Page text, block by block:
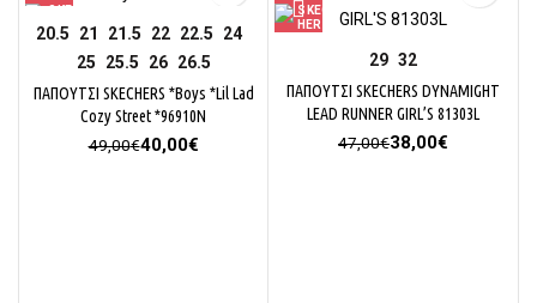
20.5 21 21.5 22 22.5
24
25
25.5 26 26.5
ΠΑΠΟΥΤΣΙ SKECHERS *Boys *Lil Lad
Cozy Street *96910N
49,00€Original
40,00€Η
29 32
ΠΑΠΟΥΤΣΙ SKECHERS DYNAMIGHT
LEAD RUNNER GIRL’S 81303L
47,00€Original
38,00€